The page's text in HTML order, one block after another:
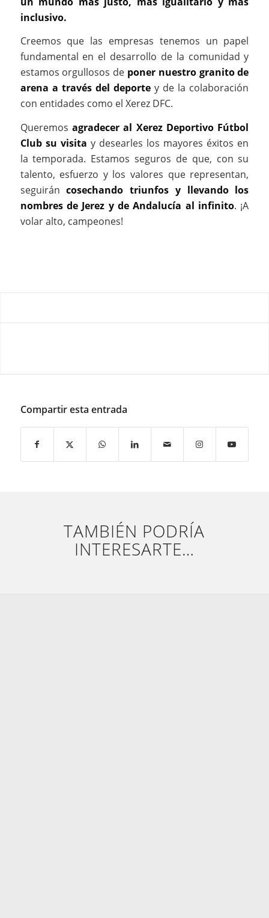
inclusivo.
Creemos que las empresas tenemos un papel
fundamental en el desarrollo de la comunidad y
estamos orgullosos de poner nuestro granito de
arena a través del deporte y de la colaboración
con entidades como el Xerez DFC.
Queremos agradecer al Xerez Deportivo Fútbol
Club su visita y desearles los mayores éxitos en
la temporada. Estamos seguros de que, con su
talento, esfuerzo y los valores que representan,
seguiráncosechando triunfos y llevando los
nombres de Jerez y de Andalucía al infinito. ¡A
volar alto, campeones!
Compartir esta entrada
TAMBIÉN PODRÍA
INTERESARTE…